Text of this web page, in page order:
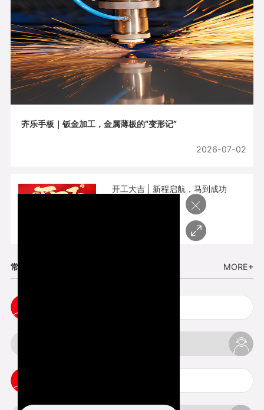
齐乐手板｜钣金加工，金属薄板的“变形记”
2026-07-02
开工大吉 | 新程启航，马到成功
常见问题 MORE+
×